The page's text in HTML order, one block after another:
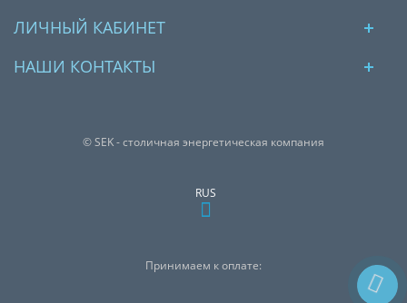
ЛИЧНЫЙ КАБИНЕТ
НАШИ КОНТАКТЫ
© SEK - столичная энергетическая компания
RUS
Принимаем к оплате: